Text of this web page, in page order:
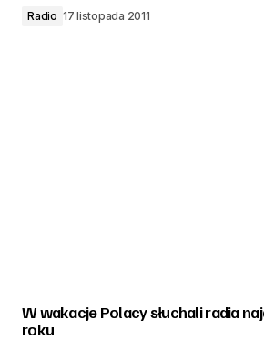
Radio 17 listopada 2011
W wakacje Polacy słuchali radia
roku